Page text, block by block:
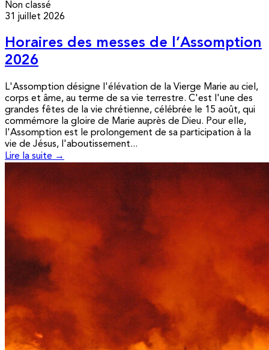
Non classé
31 juillet 2026
Horaires des messes de l’Assomption
2026
L'Assomption désigne l'élévation de la Vierge Marie au ciel,
corps et âme, au terme de sa vie terrestre. C'est l'une des
grandes fêtes de la vie chrétienne, célébrée le 15 août, qui
commémore la gloire de Marie auprès de Dieu. Pour elle,
l'Assomption est le prolongement de sa participation à la
vie de Jésus, l'aboutissement...
Lire la suite →